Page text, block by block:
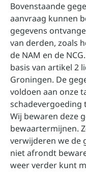
Bovenstaande
aanvraag kunnen
gegevens
van derden, zoals
de NAM en de
basis van artikel 2
Groningen. De
voldoen aan onze
schadevergoeding
Wij bewaren deze
bewaartermijnen.
verwijderen we de
niet afrondt
weer verder kunt